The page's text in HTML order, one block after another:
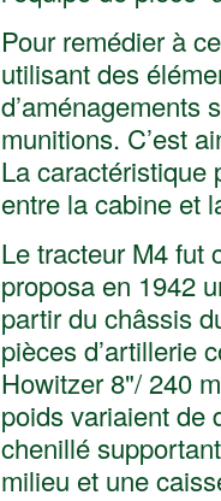
Pour remédier à
utilisant des
d’aménagements
munitions. C’est
La caractéristique
entre la cabine et
Le tracteur M4 fut
proposa en 1942
partir du châssis
pièces d’artillerie
Howitzer 8"/ 240
poids variaient de
chenillé
milieu et une